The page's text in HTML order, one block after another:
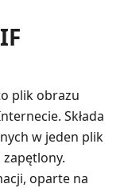
plik obrazu
Składa
w jeden plik
oparte na